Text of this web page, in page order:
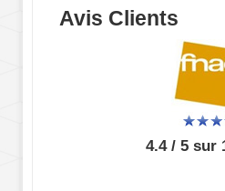
Avis Clients
4.4 / 5 sur